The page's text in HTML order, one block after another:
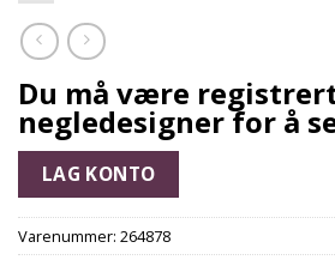
Du må være
negledesigner for å
LAG KONTO
Varenummer: 264878